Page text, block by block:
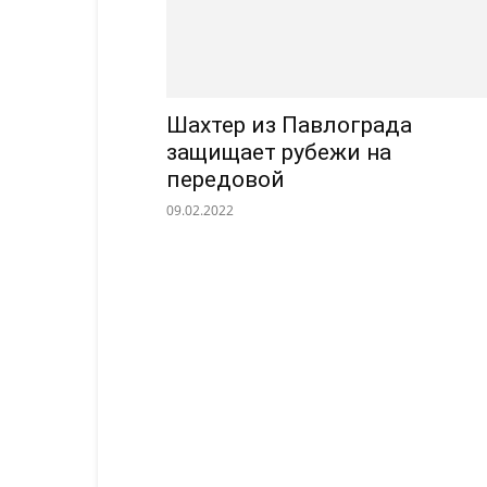
Шахтер из Павлограда
защищает рубежи на
передовой
09.02.2022